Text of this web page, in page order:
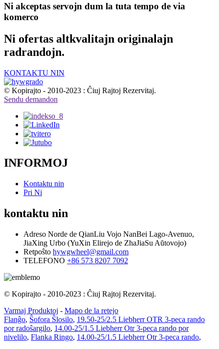
Ni akceptas servojn dum la tuta tempo de via
komerco
Ni ofertas altkvalitajn originalajn
radrandojn.
KONTAKTU NIN
© Kopirajto - 2010-2023 : Ĉiuj Rajtoj Rezervitaj.
Sendu demandon
INFORMOJ
Kontaktu nin
Pri Ni
kontaktu nin
Adreso Norde de QianLiu Vojo NanBei Lago-Avenuo,
JiaXing Urbo (YuXin Elirejo de ZhaJiaSu Aŭtovojo)
Retpoŝto hywgwheel@gmail.com
TELEFONO +86 573 8207 7092
© Kopirajto - 2010-2023 : Ĉiuj Rajtoj Rezervitaj.
Varmaj Produktoj - Mapo de la retejo
Flanĝo, Ŝofora Ŝlosilo, 19.50-25/2.5 Liebherr OTR 3-peca rando
por radoŝargilo, 14.00-25/1.5 Liebherr Otr 3-peca rando por
nivelilo, Flanka Ringo, 14.00-25/1.5 Liebherr Otr 3-peca rando,